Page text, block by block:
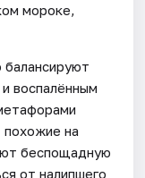
мороке,
воспалённым
похожие на
беспощадную
от налипшего